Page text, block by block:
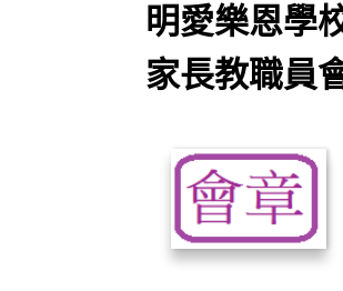
明愛樂恩學
家長教職員